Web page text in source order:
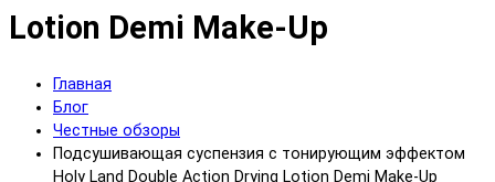
Lotion Demi Make-Up
Главная
Блог
Честные обзоры
Подсушивающая суспензия с тонирующим эффектом
Holy Land Double Action Drying Lotion Demi Make-Up